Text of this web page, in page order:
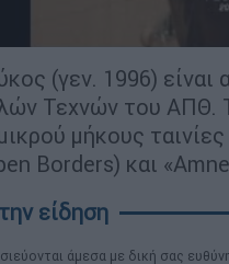
(γεν. 1996)
Τεχνών του ΑΠΘ.
μήκους
Borders) και
άμεσα με δική σας